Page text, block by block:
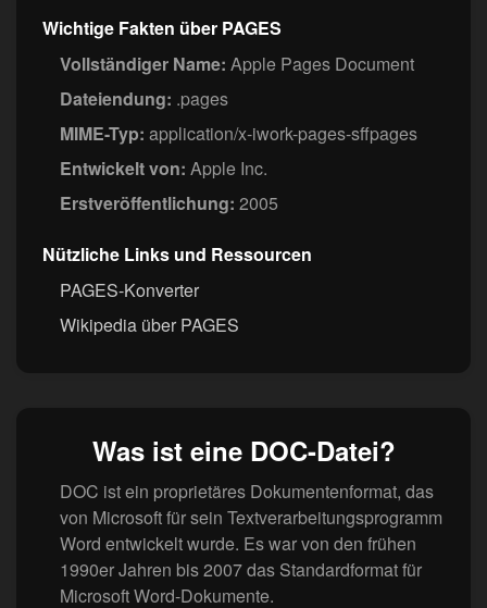
Wichtige Fakten über PAGES
Vollständiger Name: Apple Pages Document
Dateiendung: .pages
MIME-Typ: application/x-iwork-pages-sffpages
Entwickelt von: Apple Inc.
Erstveröffentlichung: 2005
Nützliche Links und Ressourcen
PAGES-Konverter
Wikipedia über PAGES
Was ist eine DOC-Datei?
DOC ist ein proprietäres Dokumentenformat, das
von Microsoft für sein Textverarbeitungsprogramm
Word entwickelt wurde. Es war von den frühen
1990er Jahren bis 2007 das Standardformat für
Microsoft Word-Dokumente.